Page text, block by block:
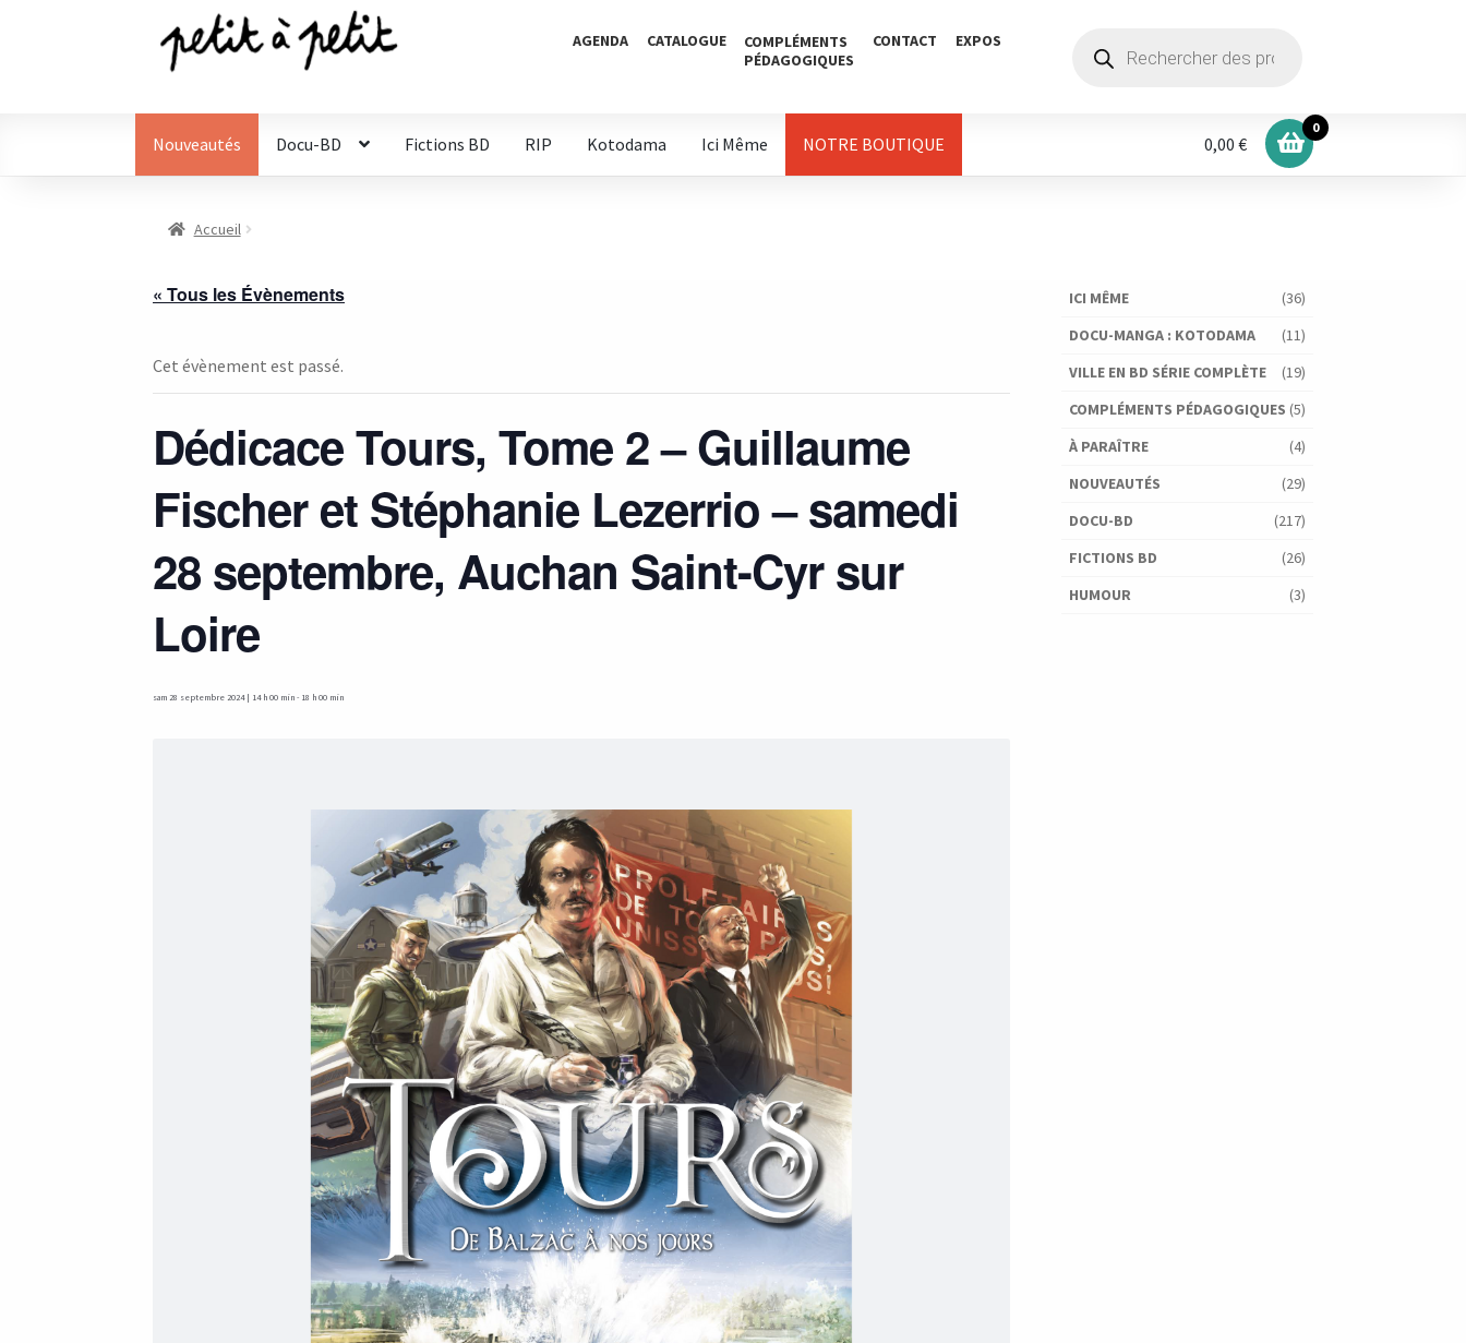
Aller
navigation
Aller
AGENDA CATALOGUE
COMPLÉMENTS
PÉDAGOGIQUES
CONTACT EXPOS
produits
Nouveautés Docu-BD Fictions BD RIP Kotodama Ici Même NOTRE BOUTIQUE 0,00 €
0
Accueil
« Tous les Évènements
Cet évènement est passé.
Dédicace Tours, Tome 2 – Guillaume
Fischer et Stéphanie Lezerrio – samedi
28 septembre, Auchan Saint-Cyr sur
Loire
sam 28 septembre 2024 | 14 h 00 min - 18 h 00 min
ICI MÊME
(36)
DOCU-MANGA : KOTODAMA
(11)
VILLE EN BD SÉRIE COMPLÈTE
(19)
COMPLÉMENTS PÉDAGOGIQUES (5)
À PARAÎTRE
(4)
NOUVEAUTÉS
(29)
DOCU-BD
(217)
FICTIONS BD
(26)
HUMOUR
(3)